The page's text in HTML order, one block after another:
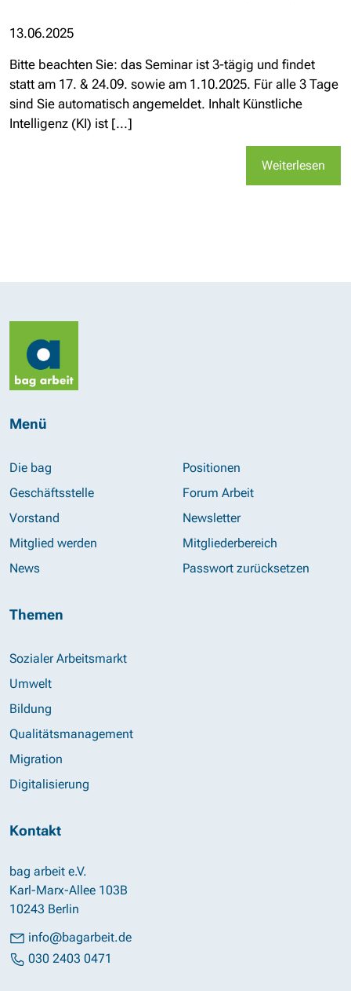
13.06.2025
Bitte beachten Sie: das Seminar ist 3-tägig und findet
statt am 17. & 24.09. sowie am 1.10.2025. Für alle 3 Tage
sind Sie automatisch angemeldet. Inhalt Künstliche
Intelligenz (KI) ist [...]
Weiterlesen
Menü
Die bag
Geschäftsstelle
Vorstand
Mitglied werden
News
Positionen
Forum Arbeit
Newsletter
Mitgliederbereich
Passwort zurücksetzen
Themen
Sozialer Arbeitsmarkt
Umwelt
Bildung
Qualitätsmanagement
Migration
Digitalisierung
Kontakt
bag arbeit e.V.
Karl-Marx-Allee 103B
10243 Berlin
info@bagarbeit.de
030 2403 0471